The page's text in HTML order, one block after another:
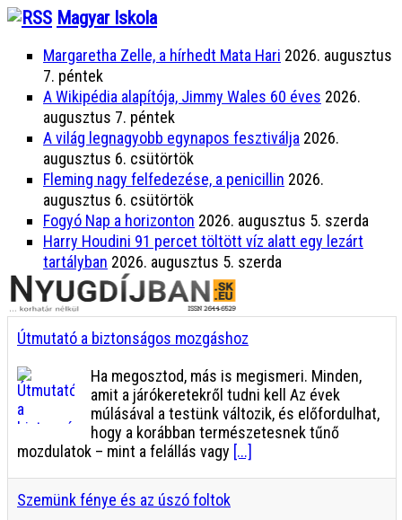
Magyar Iskola
Margaretha Zelle, a hírhedt Mata Hari 2026. augusztus
7. péntek
A Wikipédia alapítója, Jimmy Wales 60 éves 2026.
augusztus 7. péntek
A világ legnagyobb egynapos fesztiválja 2026.
augusztus 6. csütörtök
Fleming nagy felfedezése, a penicillin 2026.
augusztus 6. csütörtök
Fogyó Nap a horizonton 2026. augusztus 5. szerda
Harry Houdini 91 percet töltött víz alatt egy lezárt
tartályban 2026. augusztus 5. szerda
Útmutató a biztonságos mozgáshoz
Ha megosztod, más is megismeri. Minden,
amit a járókeretekről tudni kell Az évek
múlásával a testünk változik, és előfordulhat,
hogy a korábban természetesnek tűnő
mozdulatok – mint a felállás vagy [...]
Szemünk fénye és az úszó foltok